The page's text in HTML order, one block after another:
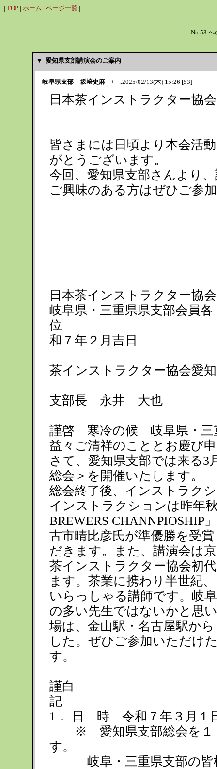
| TOP | ホーム | ページ一覧 |
No.53 へ
▼ 愛知県支部講演会のご案内
岐阜県支部 坂﨑史麻++ ..2025/02/13(木) 15:26 [53]
日本茶インストラクター協
皆さまには日頃より本会活
がとうございます。
今回、愛知県支部さんより
ご興味のある方はぜひご参
日本茶インストラクター協会
岐阜県・三重県県支部会員各
和７年２月吉日
茶インストラクター協会愛
支部長 永井 大也
謹啓 寒冷の候 岐阜県・三
益々ご清祥のこととお慶び
さて、愛知県支部では来る3
総会＞を開催いたします。
総会終了後、インストラク
インストラクションは昨年
BREWERS CHANNPIOSHIP
古市晴比彦氏が準優勝を受
だきます。また、講演会は
茶インストラクター協会初
ます。茶業に携わり半世紀
いらっしゃる講師です。岐
の多い先生ではないかと思
場は、金山駅・名古屋駅か
した。ぜひご参加いただけ
す
謹白
記
1． 日 時 令和７年３月１
※ 愛知県支部総会を１３
す。
岐阜・三重県支部の皆様